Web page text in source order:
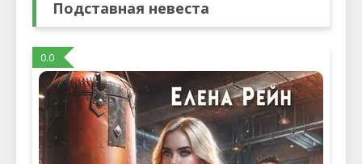
Подставная невеста
0.0